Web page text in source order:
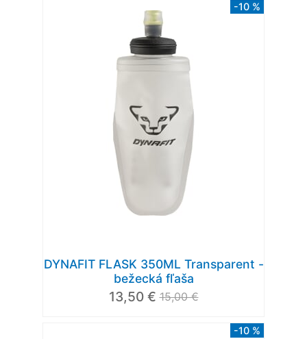
-10 %
DYNAFIT FLASK 350ML Transparent -
bežecká fľaša
13,50 € 15,00 €
-10 %